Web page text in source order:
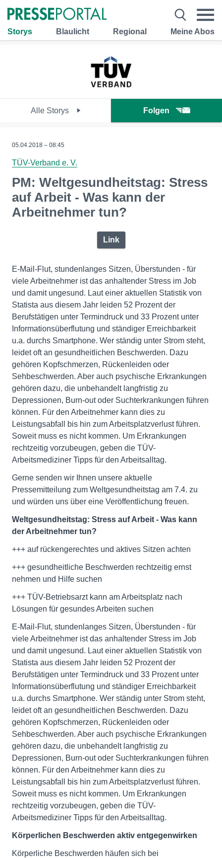
Storys Blaulicht Regional Meine Abos
Alle Storys Folgen
05.04.2018 – 08:45
TÜV-Verband e. V.
PM: Weltgesundheitstag: Stress
auf Arbeit - Was kann der
Arbeitnehmer tun?
Link
E-Mail-Flut, stundenlanges Sitzen, Überstunden - für
viele Arbeitnehmer ist das anhaltender Stress im Job
und damit ungesund. Laut einer aktuellen Statistik von
Statista aus diesem Jahr leiden 52 Prozent der
Berufstätigen unter Termindruck und 33 Prozent unter
Informationsüberflutung und ständiger Erreichbarkeit
u.a. durchs Smartphone. Wer ständig unter Strom steht,
leidet oft an gesundheitlichen Beschwerden. Dazu
gehören Kopfschmerzen, Rückenleiden oder
Sehbeschwerden. Aber auch psychische Erkrankungen
gehören dazu, die unbehandelt langfristig zu
Depressionen, Burn-out oder Suchterkrankungen führen
können. Für den Arbeitnehmer kann dies zu
Leistungsabfall bis hin zum Arbeitsplatzverlust führen.
Soweit muss es nicht kommen. Um Erkrankungen
rechtzeitig vorzubeugen, geben die TÜV-
Arbeitsmediziner Tipps für den Arbeitsalltag.
Gerne senden wir Ihnen unsere aktuelle
Pressemitteilung zum Weltgesundheitstag am 7.4. zu
und würden uns über eine Veröffentlichung freuen.
Weltgesundheitstag: Stress auf Arbeit - Was kann
der Arbeitnehmer tun?
+++ auf rückengerechtes und aktives Sitzen achten
+++ gesundheitliche Beschwerden rechtzeitig ernst
nehmen und Hilfe suchen
+++ TÜV-Betriebsarzt kann am Arbeitsplatz nach
Lösungen für gesundes Arbeiten suchen
E-Mail-Flut, stundenlanges Sitzen, Überstunden - für
viele Arbeitnehmer ist das anhaltender Stress im Job
und damit ungesund. Laut einer aktuellen Statistik von
Statista aus diesem Jahr leiden 52 Prozent der
Berufstätigen unter Termindruck und 33 Prozent unter
Informationsüberflutung und ständiger Erreichbarkeit
u.a. durchs Smartphone. Wer ständig unter Strom steht,
leidet oft an gesundheitlichen Beschwerden. Dazu
gehören Kopfschmerzen, Rückenleiden oder
Sehbeschwerden. Aber auch psychische Erkrankungen
gehören dazu, die unbehandelt langfristig zu
Depressionen, Burn-out oder Suchterkrankungen führen
können. Für den Arbeitnehmer kann dies zu
Leistungsabfall bis hin zum Arbeitsplatzverlust führen.
Soweit muss es nicht kommen. Um Erkrankungen
rechtzeitig vorzubeugen, geben die TÜV-
Arbeitsmediziner Tipps für den Arbeitsalltag.
Körperlichen Beschwerden aktiv entgegenwirken
Körperliche Beschwerden häufen sich bei